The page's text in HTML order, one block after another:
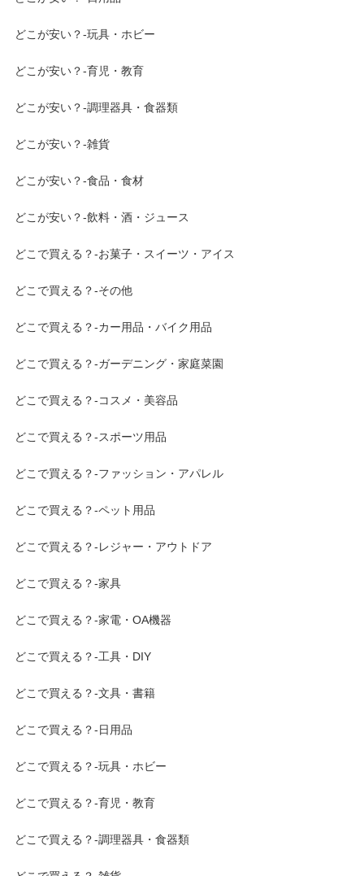
どこが安い？-玩具・ホビー
どこが安い？-育児・教育
どこが安い？-調理器具・食器類
どこが安い？-雑貨
どこが安い？-食品・食材
どこが安い？-飲料・酒・ジュース
どこで買える？-お菓子・スイーツ・アイス
どこで買える？-その他
どこで買える？-カー用品・バイク用品
どこで買える？-ガーデニング・家庭菜園
どこで買える？-コスメ・美容品
どこで買える？-スポーツ用品
どこで買える？-ファッション・アパレル
どこで買える？-ペット用品
どこで買える？-レジャー・アウトドア
どこで買える？-家具
どこで買える？-家電・OA機器
どこで買える？-工具・DIY
どこで買える？-文具・書籍
どこで買える？-日用品
どこで買える？-玩具・ホビー
どこで買える？-育児・教育
どこで買える？-調理器具・食器類